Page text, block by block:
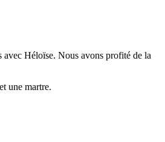
avec Héloïse. Nous avons profité de la
une martre.